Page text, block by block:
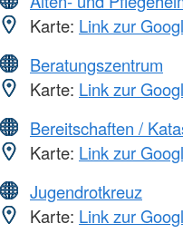
Karte: Link zur
Beratungszentrum
Karte: Link zur
Bereitschaften /
Karte: Link zur
Jugendrotkreuz
Karte: Link zur